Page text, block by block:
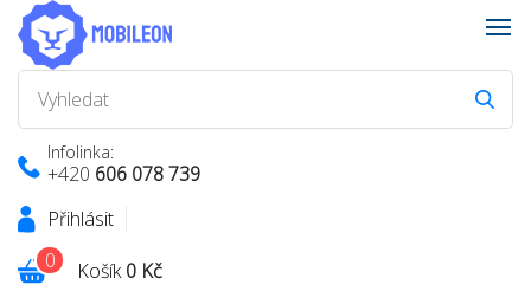
Infolinka:
+420 606 078 739
Přihlásit
Košík0 Kč
0